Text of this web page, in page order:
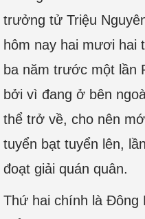
trưởng tử Triệu
hôm nay hai mươi hai
ba năm trước một lần
bởi vì đang ở bên
thể trở về, cho nên
tuyển bạt tuyển lên,
đoạt giải quán quân.
Thứ hai chính là